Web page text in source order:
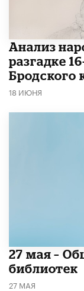
Анализ
разгадке
Бродского
18 ИЮНЯ
​27 мая –
библиотек
27 МАЯ